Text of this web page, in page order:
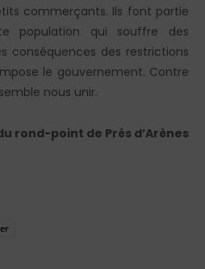
commerçants. Ils font partie
population qui souffre des
conséquences des restrictions
le gouvernement. Contre
nous unir.
rond-point de Prés d’Arènes